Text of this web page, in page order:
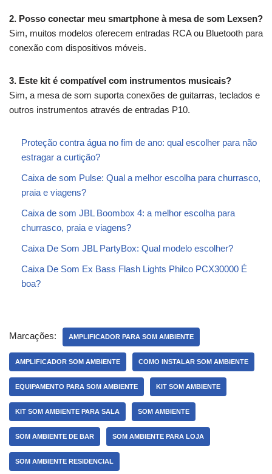
2. Posso conectar meu smartphone à mesa de som Lexsen?
Sim, muitos modelos oferecem entradas RCA ou Bluetooth para
conexão com dispositivos móveis.
3. Este kit é compatível com instrumentos musicais?
Sim, a mesa de som suporta conexões de guitarras, teclados e
outros instrumentos através de entradas P10.
Proteção contra água no fim de ano: qual escolher para não
estragar a curtição?
Caixa de som Pulse: Qual a melhor escolha para churrasco,
praia e viagens?
Caixa de som JBL Boombox 4: a melhor escolha para
churrasco, praia e viagens?
Caixa De Som JBL PartyBox: Qual modelo escolher?
Caixa De Som Ex Bass Flash Lights Philco PCX30000 É
boa?
Marcações: AMPLIFICADOR PARA SOM AMBIENTE
AMPLIFICADOR SOM AMBIENTE COMO INSTALAR SOM AMBIENTE
EQUIPAMENTO PARA SOM AMBIENTE KIT SOM AMBIENTE
KIT SOM AMBIENTE PARA SALA SOM AMBIENTE
SOM AMBIENTE DE BAR SOM AMBIENTE PARA LOJA
SOM AMBIENTE RESIDENCIAL